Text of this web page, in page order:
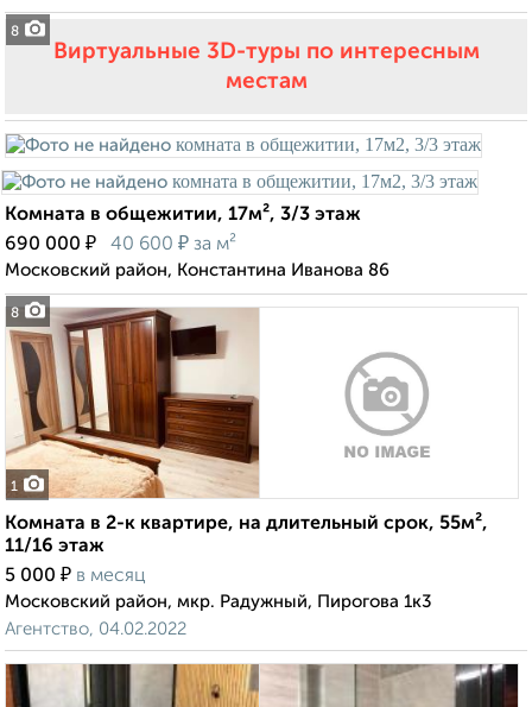
8
Виртуальные 3D-туры по интересным
местам
8
Комната в общежитии, 17м², 3/3 этаж
690 000 ₽ 40 600 ₽ за м²
Московский район, Константина Иванова 86
1
Комната в 2-к квартире, на длительный срок, 55м²,
11/16 этаж
5 000 ₽ в месяц
Московский район, мкр. Радужный, Пирогова 1к3
Агентство, 04.02.2022